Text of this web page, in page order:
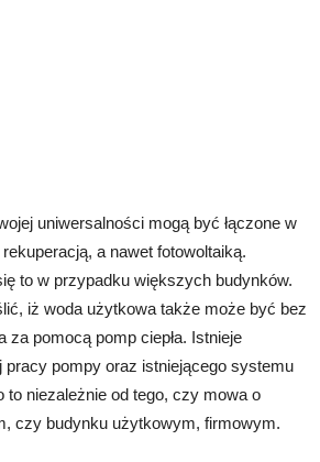
uniwersalności mogą być łączone w
a nawet fotowoltaiką.
to w przypadku większych budynków.
iż woda użytkowa także może być bez
za pomocą pomp ciepła. Istnieje
pracy pompy oraz istniejącego systemu
niezależnie od tego, czy mowa o
czy budynku użytkowym, firmowym.